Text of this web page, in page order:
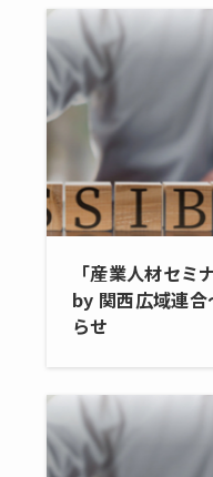
「産業人材セ
by 関西広域連合
らせ